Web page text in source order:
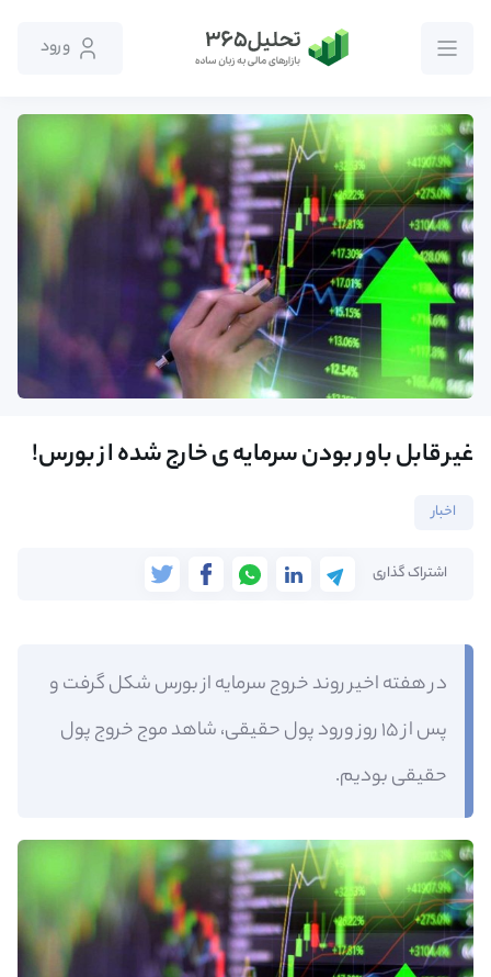
ورود
غیر قابل باور بودن سرمایه ی خارج شده از بورس!
اخبار
اشتراک گذاری
در هفته اخیر روند خروج سرمایه از بورس شکل گرفت و
پس از ۱۵ روز ورود پول حقیقی، شاهد موج خروج پول
حقیقی بودیم.